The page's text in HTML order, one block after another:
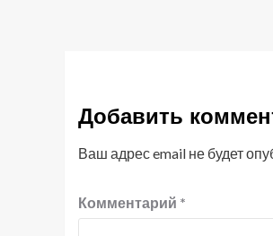
Добавить
Ваш адрес email не будет
Комментарий *